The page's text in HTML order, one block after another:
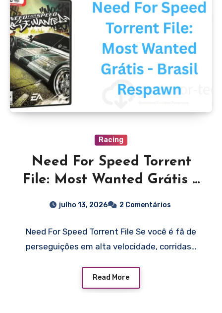
Racing
Need For Speed Torrent
File: Most Wanted Grátis –
Brasil Respawn
julho 13, 2026 2 Comentários
Need For Speed Torrent File Se você é fã de
perseguições em alta velocidade, corridas…
Read More